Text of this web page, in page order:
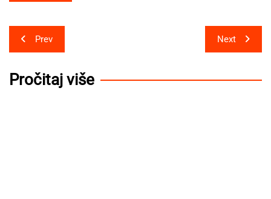
Post
navigation
Prev Next
Pročitaj više